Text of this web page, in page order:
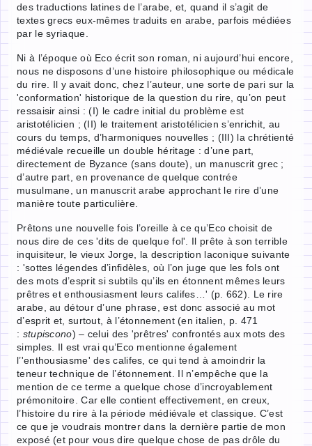
des traductions latines de l’arabe, et, quand il s’agit de
textes grecs eux-mêmes traduits en arabe, parfois médiées
par le syriaque.
Ni à l’époque où Eco écrit son roman, ni aujourd’hui encore,
nous ne disposons d’une histoire philosophique ou médicale
du rire. Il y avait donc, chez l’auteur, une sorte de pari sur la
'conformation' historique de la question du rire, qu’on peut
ressaisir ainsi : (I) le cadre initial du problème est
aristotélicien ; (II) le traitement aristotélicien s’enrichit, au
cours du temps, d’harmoniques nouvelles ; (III) la chrétienté
médiévale recueille un double héritage : d’une part,
directement de Byzance (sans doute), un manuscrit grec ;
d’autre part, en provenance de quelque contrée
musulmane, un manuscrit arabe approchant le rire d’une
manière toute particulière.
Prêtons une nouvelle fois l’oreille à ce qu’Eco choisit de
nous dire de ces 'dits de quelque fol'. Il prête à son terrible
inquisiteur, le vieux Jorge, la description laconique suivante
: 'sottes légendes d’infidèles, où l’on juge que les fols ont
des mots d’esprit si subtils qu’ils en étonnent mêmes leurs
prêtres et enthousiasment leurs califes…' (p. 662). Le rire
arabe, au détour d’une phrase, est donc associé au mot
d’esprit et, surtout, à l’étonnement (en italien, p. 471
: stupiscono) – celui des 'prêtres' confrontés aux mots des
simples. Il est vrai qu’Eco mentionne également
l’'enthousiasme' des califes, ce qui tend à amoindrir la
teneur technique de l’étonnement. Il n’empêche que la
mention de ce terme a quelque chose d’incroyablement
prémonitoire. Car elle contient effectivement, en creux,
l’histoire du rire à la période médiévale et classique. C’est
ce que je voudrais montrer dans la dernière partie de mon
exposé (et pour vous dire quelque chose de pas drôle du